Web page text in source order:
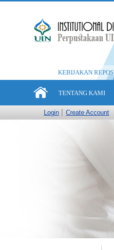
KEBIJAKAN
TENTANG KAMI
Login Create Account